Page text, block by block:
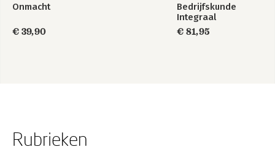
Onmacht
€ 39,90
Bedrijfskunde
Integraal
€ 81,95
Rubrieken